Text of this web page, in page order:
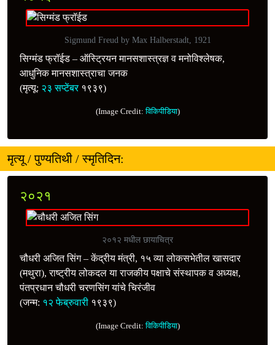
Sigmund Freud by Max Halberstadt, 1921
सिग्मंड फ्रॉईड – ऑस्ट्रियन मानसशास्त्रज्ञ व मनोविश्लेषक,
आधुनिक मानसशास्त्राचा जनक
(मृत्यू: २३ सप्टेंबर१९३९)
(Image Credit:विकिपीडिया)
मृत्यू / पुण्यतिथी / स्मृतिदिन:
२०२१
२०१२ मधील छायाचित्र
चौधरी अजित सिंग – केंद्रीय मंत्री, १५ व्या लोकसभेतील खासदार
(मथुरा), राष्ट्रीय लोकदल या राजकीय पक्षाचे संस्थापक व अध्यक्ष,
पंतप्रधान चौधरी चरणसिंग यांचे चिरंजीव
(जन्म: १२ फेब्रुवारी १९३९)
(Image Credit:विकिपीडिया)